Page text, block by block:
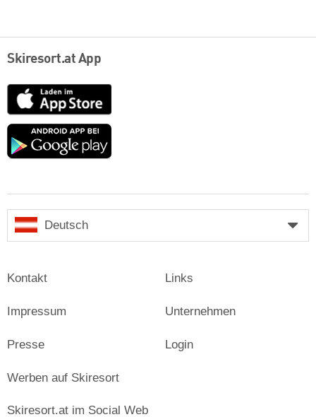
Skiresort.at App
App
Store
Google
Deutsch
Kontakt
Impressum
Presse
Links
Unternehmen
Login
Werben auf Skiresort
Skiresort.at im Social Web